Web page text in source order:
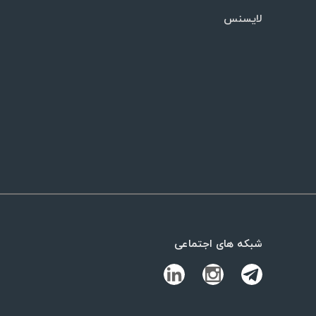
لایسنس
شبکه های اجتماعی